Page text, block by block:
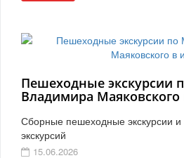
Пешеходные экскурсии
Владимира
Сборные пешеходные экскурсии и
экскурсий
15.06.2026